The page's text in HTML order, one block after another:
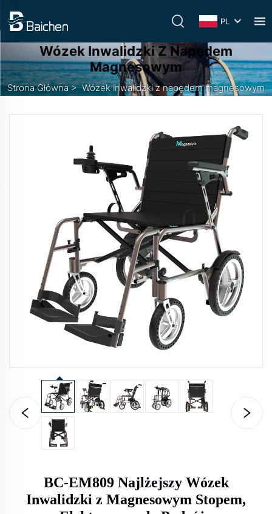
PL
Wózek Inwalidzki Z Napędem
Magnesowym
Strona Główna>Wózek inwalidzki z napędem magnesowym
BC-EM809 Najlżejszy Wózek
Inwalidzki z Magnesowym Stopem,